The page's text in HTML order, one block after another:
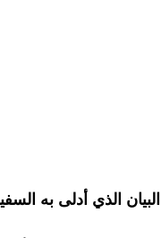
البيان الذي أدلى به